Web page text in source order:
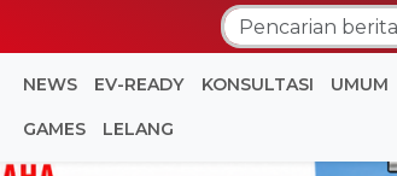
NEWS EV-READY KONSULTASI UMUM
GAMES LELANG